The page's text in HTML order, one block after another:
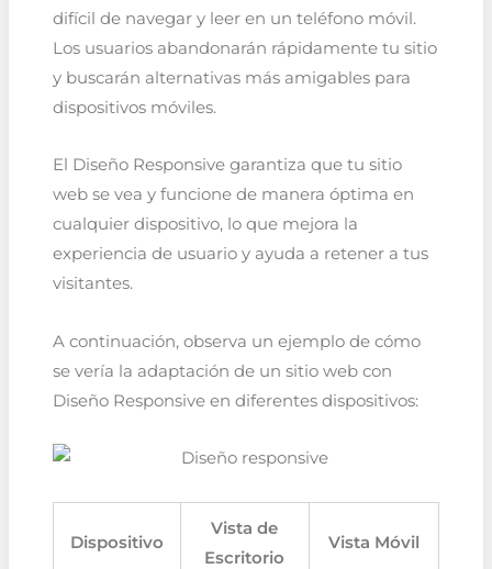
difícil de navegar y leer en un teléfono móvil.
Los usuarios abandonarán rápidamente tu sitio
y buscarán alternativas más amigables para
dispositivos móviles.
El Diseño Responsive garantiza que tu sitio
web se vea y funcione de manera óptima en
cualquier dispositivo, lo que mejora la
experiencia de usuario y ayuda a retener a tus
visitantes.
A continuación, observa un ejemplo de cómo
se vería la adaptación de un sitio web con
Diseño Responsive en diferentes dispositivos:
Dispositivo
Vista de
Escritorio
Vista Móvil